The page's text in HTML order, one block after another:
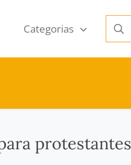
Categorias